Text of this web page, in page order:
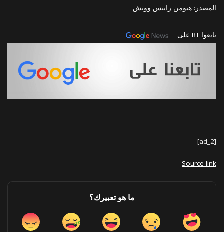
المصدر: هيومن رايتس ووتش
تابعوا RT على
[ad_2]
Source link
ما هو تعبيرك؟